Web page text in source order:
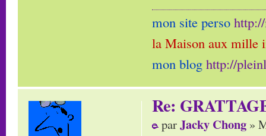
mon site perso
la Maison aux mille
mon blog http://
Re:
parJacky Chong »